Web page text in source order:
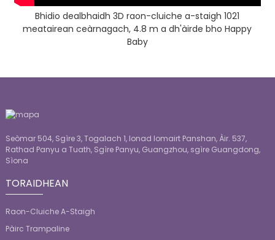
Bhidio dealbhaidh 3D raon-cluiche a-staigh 1021
meatairean ceàrnagach, 4.8 m a dh'àirde bho Happy
Baby
Seòmar 504, Sgìre 3, Togalach 1, Ionad Iomairt Panshan, Àir. 537,
Rathad Panyu a Tuath, Sgìre Panyu, Guangzhou, sgìre Guangdong,
Sìona
TORAIDHEAN
Raon-Cluiche A-Staigh
Pàirc Trampaline